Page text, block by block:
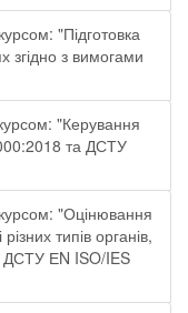
"Підготовка
згідно з вимогами
"Керування
та ДСТУ
"Оцінювання
типів органів,
ДСТУ ЕN ISO/IES